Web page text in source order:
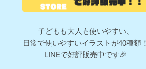
子どもも大人も使いやすい、
日常で使いやすいイラストが40種類！
LINEで好評販売中です🎉